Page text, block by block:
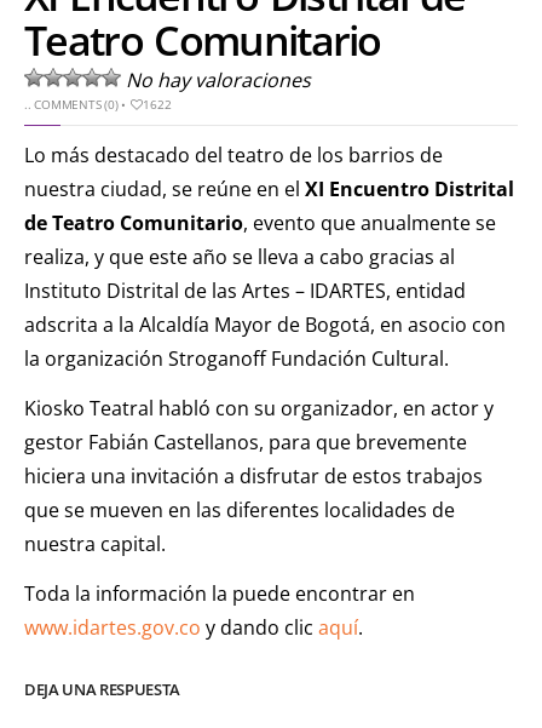
Teatro Comunitario
No hay valoraciones
..COMMENTS (0)• 1622
Lo más destacado del teatro de los barrios de
nuestra ciudad, se reúne en el XI Encuentro Distrital
de Teatro Comunitario, evento que anualmente se
realiza, y que este año se lleva a cabo gracias al
Instituto Distrital de las Artes – IDARTES, entidad
adscrita a la Alcaldía Mayor de Bogotá, en asocio con
la organización ​Stroganoff Fundación Cultural.
Kiosko Teatral habló con su organizador, en actor y
gestor Fabián Castellanos, para que brevemente
hiciera una invitación a disfrutar de estos trabajos
que se mueven en las diferentes localidades de
nuestra capital.
Toda la información la puede encontrar en
www.idartes.gov.co y dando clic aquí.
DEJA UNA RESPUESTA